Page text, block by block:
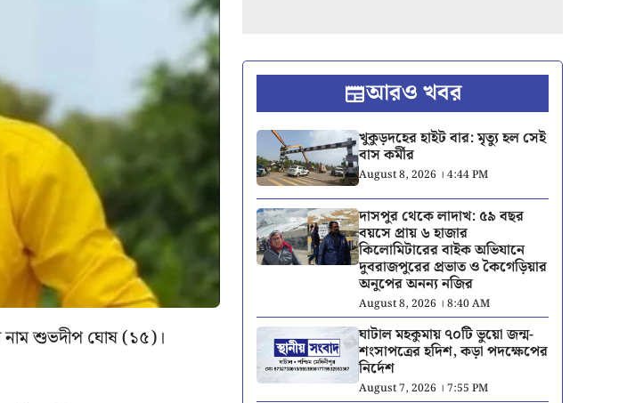
নাম শুভদীপ ঘোষ (১৫)।
আরও খবর
খুকুড়দহের হাইট বার: মৃত্যু হল সেই
বাস কর্মীর
August 8, 2026 । 4:44 PM
দাসপুর থেকে লাদাখ: ৫৯ বছর
বয়সে প্রায় ৬ হাজার
কিলোমিটারের বাইক অভিযানে
দুবরাজপুরের প্রভাত ও কৈগেড়িয়ার
অনুপের অনন্য নজির
August 8, 2026 । 8:40 AM
ঘাটাল মহকুমায় ৭০টি ভুয়ো জন্ম-
শংসাপত্রের হদিশ, কড়া পদক্ষেপের
নির্দেশ
August 7, 2026 । 7:55 PM